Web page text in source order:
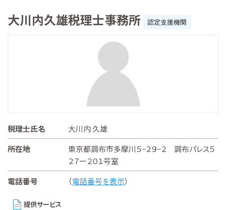
大川内久雄税理士事務所 認定支援機関
税理士氏名
大川内 久雄
所在地
東京都調布市多摩川５−２９−２ 調布パレス５
２７ー２０１号室
電話番号
（電話番号を表示）
提供サービス